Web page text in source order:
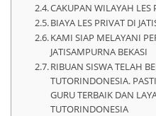
CAKUPAN WILAYAH LES
BIAYA LES PRIVAT DI
KAMI SIAP MELAYANI
JATISAMPURNA BEKASI
RIBUAN SISWA TELAH
TUTORINDONESIA.
GURU TERBAIK DAN
TUTORINDONESIA